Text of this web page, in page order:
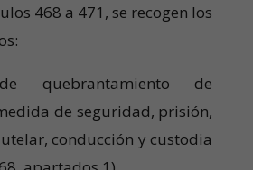
468 a 471, se recogen los
quebrantamiento de
de seguridad, prisión,
conducción y custodia